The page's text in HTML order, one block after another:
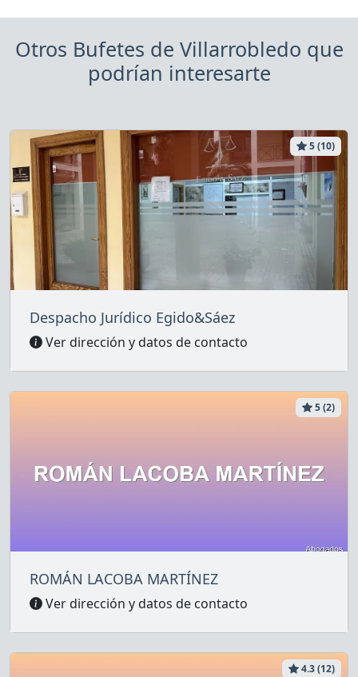
Otros Bufetes de Villarrobledo que
podrían interesarte
5 (10)
Despacho Jurídico Egido&Sáez
Ver dirección y datos de contacto
5 (2)
ROMÁN LACOBA MARTÍNEZ
Ver dirección y datos de contacto
4.3 (12)